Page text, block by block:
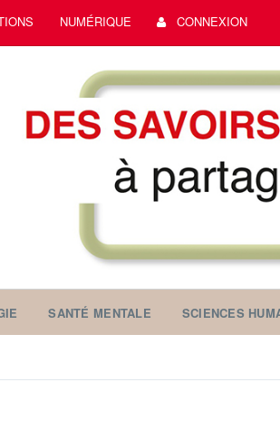
NUMÉRIQUE CONNEXION
SANTÉ MENTALE SCIENCES